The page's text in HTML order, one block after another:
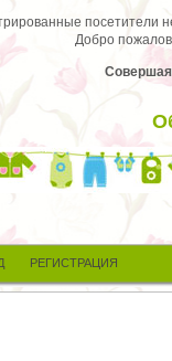
посетители
Добро
Совершая
РЕГИСТРАЦИЯ